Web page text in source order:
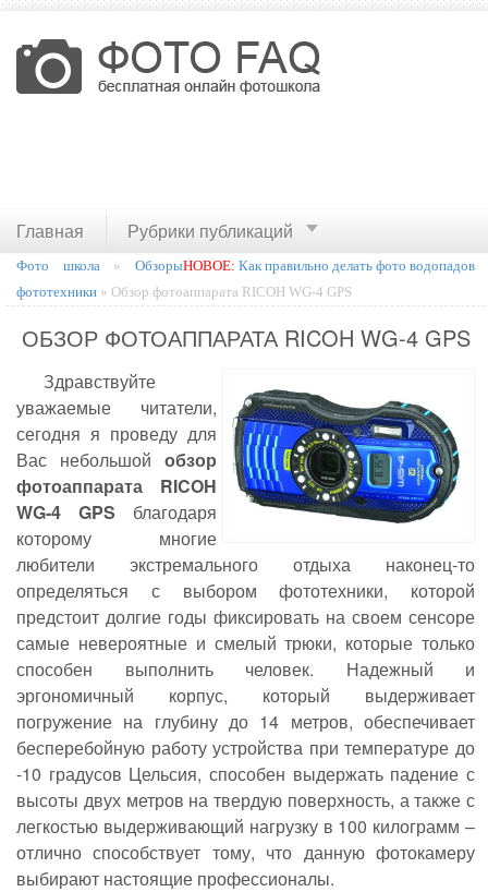
Главная Рубрики публикаций
НОВОЕ: Как правильно делать фото водопадов
Фото школа»Обзоры
фототехники » Обзор фотоаппарата RICOH WG-4 GPS
ОБЗОР ФОТОАППАРАТА RICOH WG-4 GPS
Здравствуйте
уважаемые читатели,
сегодня я проведу для
Вас небольшойобзор
фотоаппарата RICOH
WG-4GPS благодаря
которому многие
любители экстремального отдыха наконец-то
определяться с выбором фототехники, которой
предстоит долгие годы фиксировать на своем сенсоре
самые невероятные и смелый трюки, которые только
способен выполнить человек. Надежный и
эргономичный корпус, который выдерживает
погружение на глубину до 14 метров, обеспечивает
бесперебойную работу устройства при температуре до
-10 градусов Цельсия, способен выдержать падение с
высоты двух метров на твердую поверхность, а также с
легкостью выдерживающий нагрузку в 100 килограмм –
отлично способствует тому, что данную фотокамеру
выбирают настоящие профессионалы.